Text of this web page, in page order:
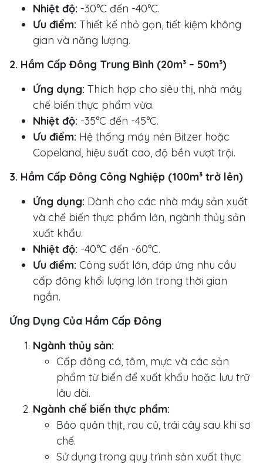
Nhiệt độ: -30°C đến -40°C.
Ưu điểm: Thiết kế nhỏ gọn, tiết kiệm không
gian và năng lượng.
2. Hầm Cấp Đông Trung Bình (20m³ – 50m³)
Ứng dụng: Thích hợp cho siêu thị, nhà máy
chế biến thực phẩm vừa.
Nhiệt độ: -35°C đến -45°C.
Ưu điểm: Hệ thống máy nén Bitzer hoặc
Copeland, hiệu suất cao, độ bền vượt trội.
3. Hầm Cấp Đông Công Nghiệp (100m³ trở lên)
Ứng dụng: Dành cho các nhà máy sản xuất
và chế biến thực phẩm lớn, ngành thủy sản
xuất khẩu.
Nhiệt độ: -40°C đến -60°C.
Ưu điểm: Công suất lớn, đáp ứng nhu cầu
cấp đông khối lượng lớn trong thời gian
ngắn.
Ứng Dụng Của Hầm Cấp Đông
Ngành thủy sản:
Cấp đông cá, tôm, mực và các sản
phẩm từ biển để xuất khẩu hoặc lưu trữ
lâu dài.
Ngành chế biến thực phẩm:
Bảo quản thịt, rau củ, trái cây sau khi sơ
chế.
Sử dụng trong quy trình sản xuất thực